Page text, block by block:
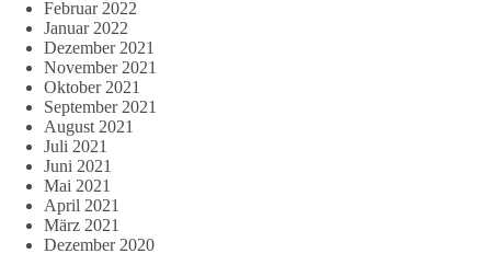
Februar 2022
Januar 2022
Dezember 2021
November 2021
Oktober 2021
September 2021
August 2021
Juli 2021
Juni 2021
Mai 2021
April 2021
März 2021
Dezember 2020